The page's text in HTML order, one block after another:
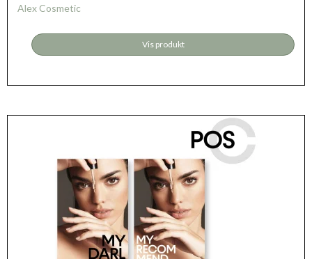
Alex Cosmetic
Vis produkt